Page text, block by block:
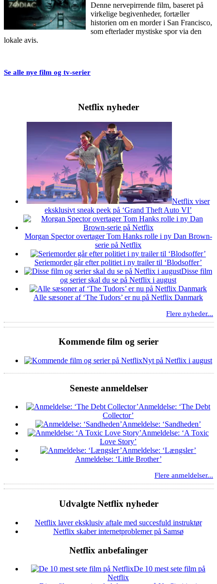
Denne nervepirrende film, baseret på
virkelige begivenheder, fortæller
historien om en morder i San Francisco,
som efterlader mystiske spor via den
lokale avis.
Se alle nye film og tv-serier
Netflix nyheder
Netflix viser
eksklusivt sneak peek på ‘Grand Theft Auto VI’
Morgan Spector overtager Tom Hanks rolle i ny Dan Brown-
serie på Netflix
Seriemorder går efter politiet i ny trailer til ‘Blodsoffer’
Disse film
og serier skal du se på Netflix i august
Alle sæsoner af ‘The Tudors’ er nu på Netflix Danmark
Flere nyheder...
Kommende film og serier
Nyt på Netflix i august
Seneste anmeldelser
Anmeldelse: ‘The Debt
Collector’
Anmeldelse: ‘Sandheden’
Anmeldelse: ‘A Toxic
Love Story’
Anmeldelse: ‘Længsler’
Anmeldelse: ‘Little Brother’
Flere anmeldelser...
Udvalgte Netflix nyheder
Netflix laver eksklusiv aftale med succesfuld instruktør
Netflix skaber internetproblemer på Samsø
Netflix anbefalinger
De 10 mest sete film på
Netflix